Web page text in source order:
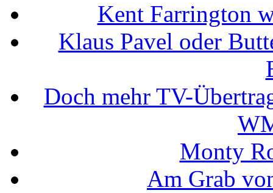
Kent Farrington
Klaus Pavel oder
Doch mehr TV-
Monty
Am Grab